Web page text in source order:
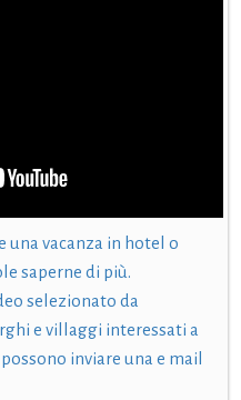
una vacanza in hotel o
saperne di più.
selezionato da
e villaggi interessati a
inviare una e mail